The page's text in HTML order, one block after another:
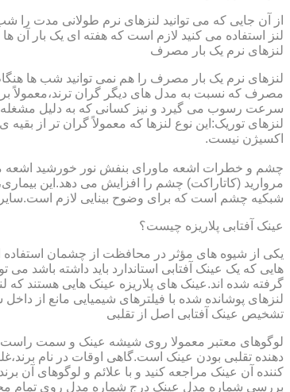
از آن جایی که می توانید لنزهای نرم طولانی مدت را
لنز استفاده می کنید لازم است که هفته ای یک بار
لنزهای نرم یک بار مصرف
لنزهای نرم یک بار مصرف را هم نمی توانید شب ها
مصرف که نسبت به مدل های دیگر گران ترند،معمولاً
سرعت رسوب می گیرد و نیز کسانی که به دلیل مشغله
لنزهای توریک:این نوع لنزها که معمولاً گران تر از
اکسیژن نیست.
مروارید (کاتاراکت) چشم را افزایش می دهد.این
شبکیه چشم است که برای وضوح بینایی لازم
عینک آفتابی پلاریزه چیست؟
یکی از شیوه های مؤثر در محافظت از چشمان استفاده
گرفته شده اند.عینک های پلاریزه عینک هایی هستند
لنزهای پوشانده شده با فیلترهای شیمیایی مانع از
تشخیص عینک آفتابی اصل از تقلبی
لوگوهای معتبر معمولا روی شیشه عینک و سمت راست
دهنده تقلبی بودن عینک است.گاهی اوقات در نام
کننده آن عینک مراجعه کنید و با علائم و لوگوهای آن
بررسی شماره مدل عینک درج شماره مدل روی تمام